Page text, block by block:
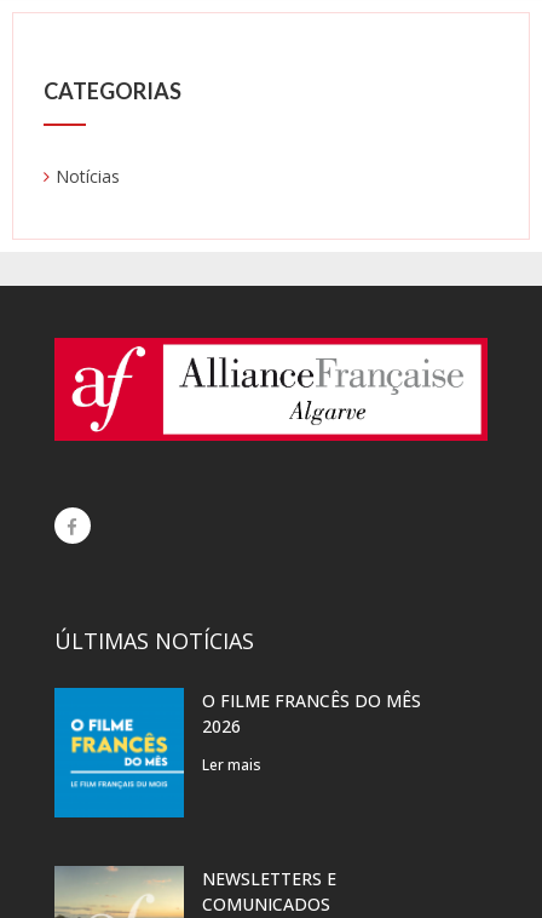
CATEGORIAS
Notícias
ÚLTIMAS NOTÍCIAS
O FILME FRANCÊS DO MÊS
2026
Ler mais
NEWSLETTERS E
COMUNICADOS